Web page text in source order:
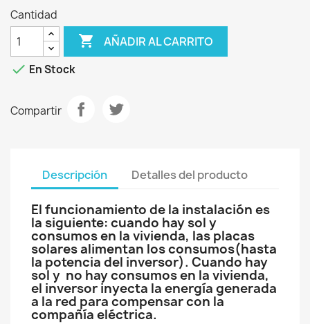
Cantidad
 AÑADIR AL CARRITO
 En Stock
Compartir
Descripción Detalles del producto
El funcionamiento de la instalación es
la siguiente: cuando hay sol y
consumos en la vivienda, las placas
solares alimentan los consumos(hasta
la potencia del inversor). Cuando hay
sol y no hay consumos en la vivienda,
el inversor inyecta la energía generada
a la red para compensar con la
compañía eléctrica.